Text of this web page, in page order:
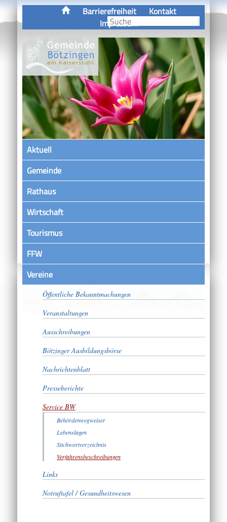
Barrierefreiheit
Kontakt
Impressum
Aktuell
Gemeinde
Rathaus
Wirtschaft
Tourismus
FFW
VereineSatzungen
Öffentliche Bekanntmachungen
Veranstaltungen
Ausschreibungen
Bötzinger Ausbildungsbörse
Nachrichtenblatt
Presseberichte
Service BW
Behördenwegweiser
Lebenslagen
Stichwortverzeichnis
Verfahrensbeschreibungen
Links
Notruftafel / Gesundheitswesen